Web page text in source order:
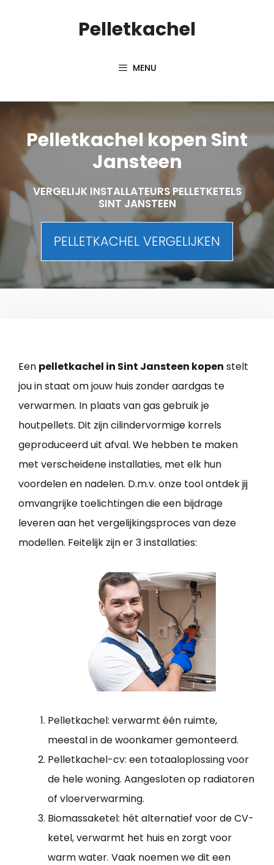
Pelletkachel
MENU
Pelletkachel kopen Sint
Jansteen
VERGELIJK INSTALLATEURS PELLETKETELS
SINT JANSTEEN
PELLETKACHEL VERGELIJKEN
Een pelletkachel in Sint Jansteen kopen stelt
jou in staat om jouw huis zonder aardgas te
verwarmen. In plaats van gas gebruik je
houtpellets. Dit zijn cilindervormige korrels
geproduceerd uit afval. We hebben te maken
met verscheidene installaties, met elk hun
voordelen en nadelen. D.m.v. onze tool ontdek jij
omvangrijke toelichtingen die een bijdrage
leveren aan het vergelijkingsproces van deze
modellen. Feitelijk zijn er 3 installaties:
Pelletkachel: verwarmt één ruimte,
meestal in de woonkamer gemonteerd.
Pelletkachel-cv: een totaaloplossing voor
de hele woning. Aangesloten op radiatoren
of vloerverwarming.
Biomassaketel: hét alternatief voor de CV-
ketel, verwarmt het huis en zorgt voor
warm water. Vaak noemen we dit een